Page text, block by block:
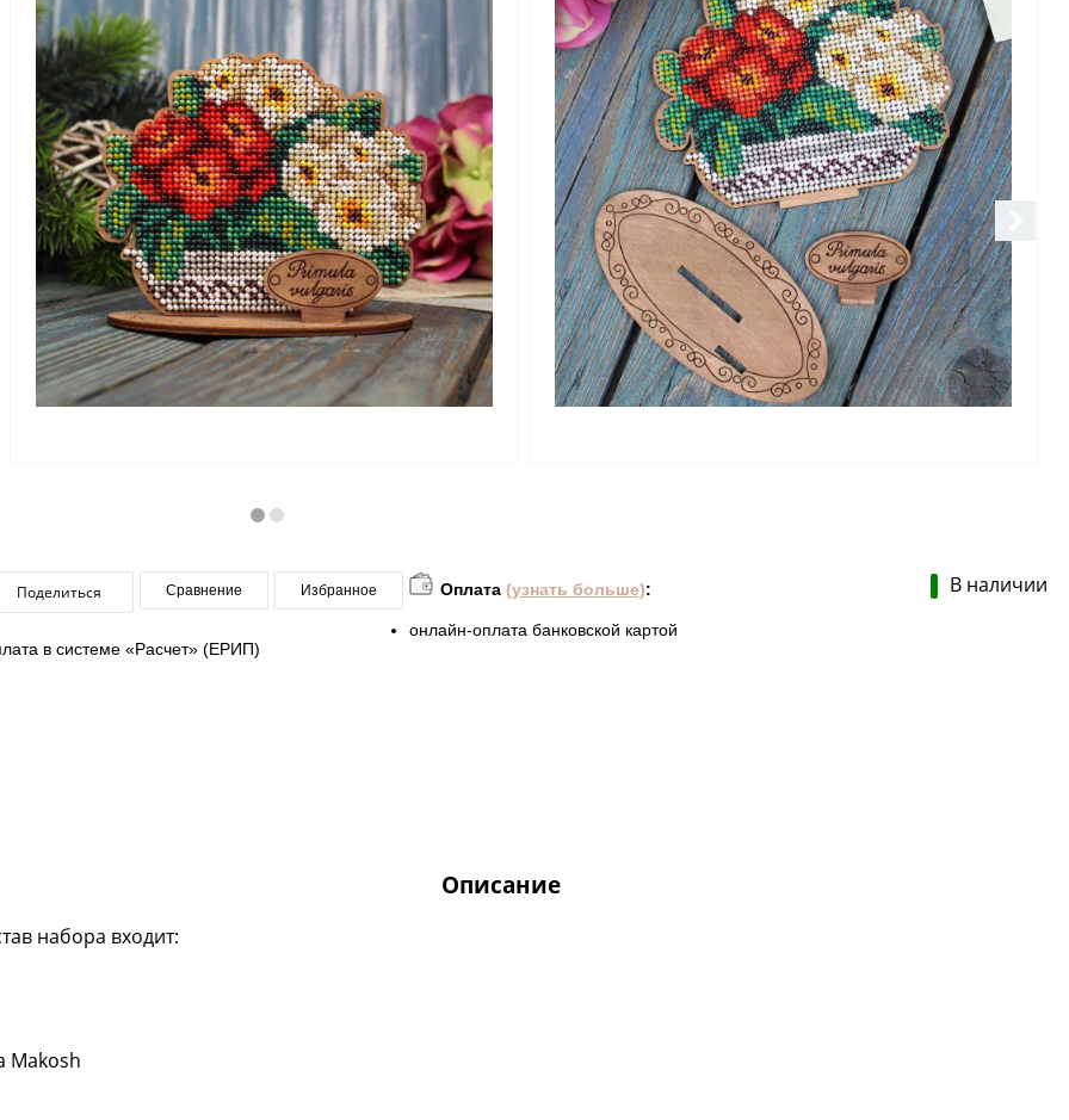
В наличии
Поделиться Сравнение Избранное Оплата (узнать больше):
онлайн-оплата банковской картой
в системе «Расчет» (ЕРИП)
Описание
набора входит:
Makosh